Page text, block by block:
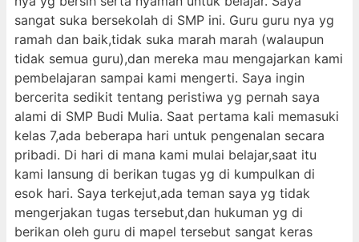
sangat suka bersekolah di SMP ini. Guru guru nya yg
ramah dan baik,tidak suka marah marah (walaupun
tidak semua guru),dan mereka mau mengajarkan kami
pembelajaran sampai kami mengerti. Saya ingin
bercerita sedikit tentang peristiwa yg pernah saya
alami di SMP Budi Mulia. Saat pertama kali memasuki
kelas 7,ada beberapa hari untuk pengenalan secara
pribadi. Di hari di mana kami mulai belajar,saat itu
kami lansung di berikan tugas yg di kumpulkan di
esok hari. Saya terkejut,ada teman saya yg tidak
mengerjakan tugas tersebut,dan hukuman yg di
berikan oleh guru di mapel tersebut sangat keras